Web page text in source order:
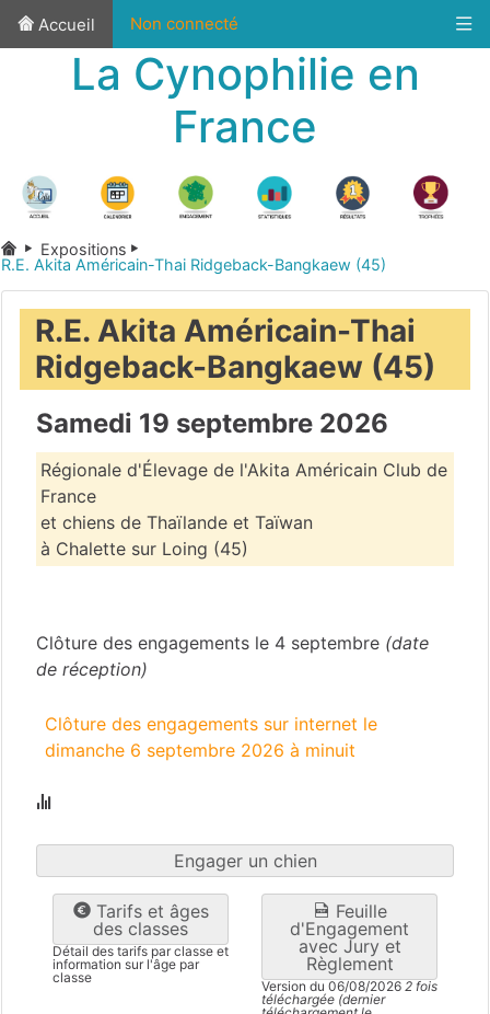
Accueil Non connecté
La Cynophilie en
France
Expositions
R.E. Akita Américain-Thai Ridgeback-Bangkaew (45)
R.E. Akita Américain-Thai
Ridgeback-Bangkaew (45)
Samedi 19 septembre 2026
Régionale d'Élevage de l'Akita Américain Club de
France
et chiens de Thaïlande et Taïwan
à Chalette sur Loing (45)
Clôture des engagements le 4 septembre (date
de réception)
Clôture des engagements sur internet le
dimanche 6 septembre 2026 à minuit
Engager un chien
Tarifs et âges
des classes
Détail des tarifs par classe et
information sur l'âge par
classe
Feuille
d'Engagement
avec Jury et
Règlement
Version du 06/08/2026 2 fois
téléchargée (dernier